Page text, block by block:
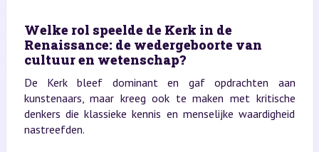
Welke rol speelde de Kerk in de
Renaissance: de wedergeboorte van
cultuur en wetenschap?
De Kerk bleef dominant en gaf opdrachten aan
kunstenaars, maar kreeg ook te maken met kritische
denkers die klassieke kennis en menselijke waardigheid
nastreefden.